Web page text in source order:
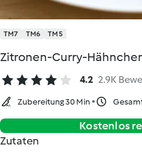
TM7 TM6 TM5
Zitronen-Curry-
4.2 2.9K
Zubereitung 30 Min
Kostenlos
Zutaten